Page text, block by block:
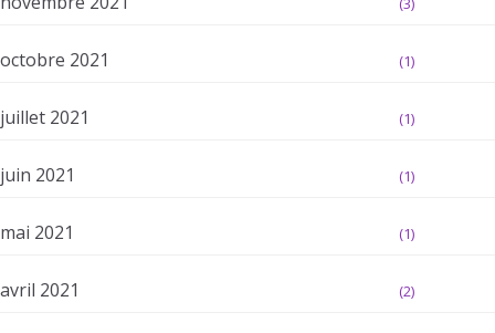
octobre 2021 (1)
juillet 2021 (1)
juin 2021 (1)
mai 2021 (1)
avril 2021 (2)